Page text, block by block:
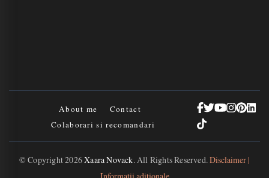
About me
Contact
Colaborari si recomandari
© Copyright 2026Xaara Novack. All Rights Reserved.Disclaimer |
Informații adiționale